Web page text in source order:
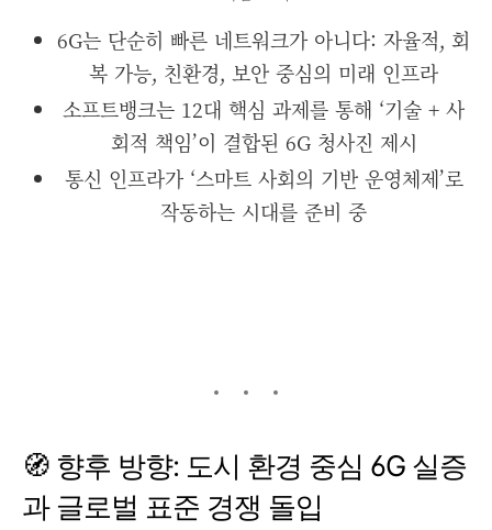
6G는 단순히 빠른 네트워크가 아니다: 자율적, 회
복 가능, 친환경, 보안 중심의 미래 인프라
소프트뱅크는 12대 핵심 과제를 통해 ‘기술 + 사
회적 책임’이 결합된 6G 청사진 제시
통신 인프라가 ‘스마트 사회의 기반 운영체제’로
작동하는 시대를 준비 중
🧭 향후 방향: 도시 환경 중심 6G 실증
과 글로벌 표준 경쟁 돌입